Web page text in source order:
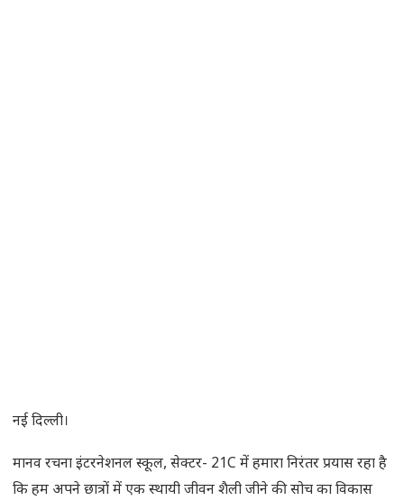
नई दिल्ली।
मानव रचना इंटरनेशनल स्कूल, सेक्टर- 21C में हमारा निरंतर प्रयास रहा है
कि हम अपने छात्रों में एक स्थायी जीवन शैली जीने की सोच का विकास